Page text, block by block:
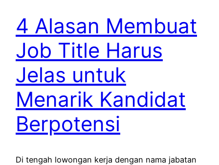
4 Alasan Membuat
Job Title Harus
Jelas untuk
Menarik Kandidat
Berpotensi
Di tengah lowongan kerja dengan nama jabatan